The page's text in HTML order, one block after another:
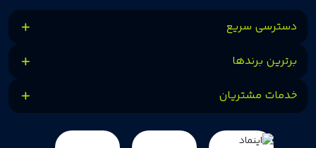
دسترسی سریع
برترین برندها
خدمات مشتریان